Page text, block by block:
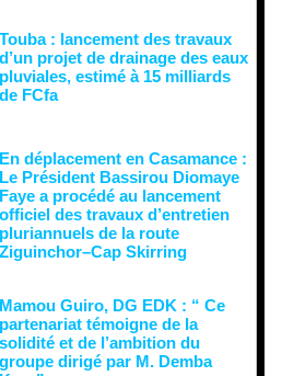
Touba : lancement des travaux
d’un projet de drainage des eaux
pluviales, estimé à 15 milliards
de FCfa ‎
En déplacement en Casamance :
Le Président Bassirou Diomaye
Faye a procédé au lancement
officiel des travaux d’entretien
pluriannuels de la route
Ziguinchor–Cap Skirring
Mamou Guiro, DG EDK : “ Ce
partenariat témoigne de la
solidité et de l’ambition du
groupe dirigé par M. Demba